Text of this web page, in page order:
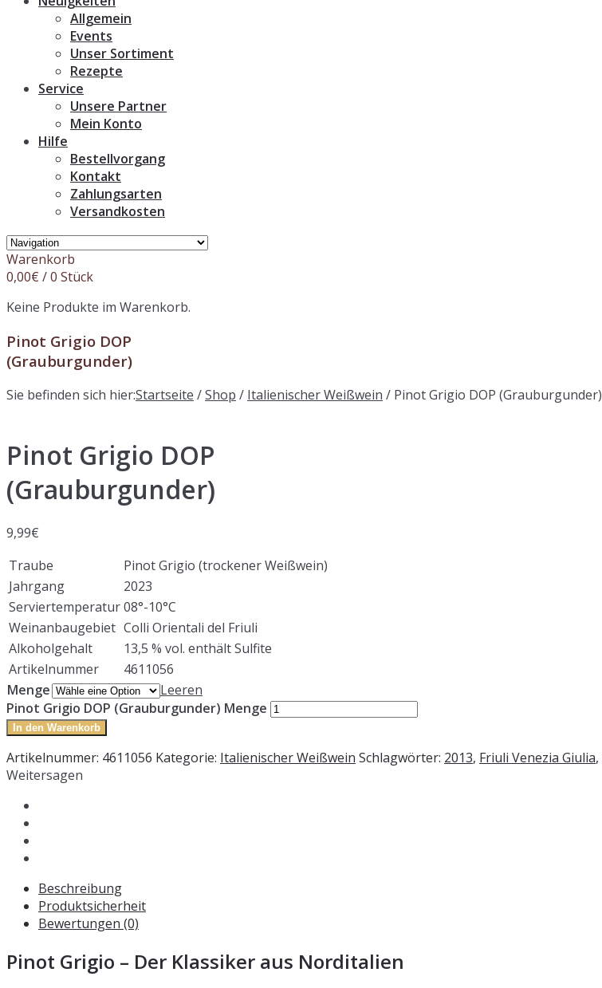
Allgemein
Events
Unser Sortiment
Rezepte
Service
Unsere Partner
Mein Konto
Hilfe
Bestellvorgang
Kontakt
Zahlungsarten
Versandkosten
Warenkorb
0,00€ / 0 Stück
Keine Produkte im Warenkorb.
Pinot Grigio DOP
(Grauburgunder)
Sie befinden sich hier:Startseite /Shop / Italienischer Weißwein / Pinot Grigio DOP (Grauburgunder)
Pinot Grigio DOP
(Grauburgunder)
9,99€
Traube
Pinot Grigio (trockener Weißwein)
Jahrgang
2023
Serviertemperatur08°-10°C
Weinanbaugebiet Colli Orientali del Friuli
Alkoholgehalt
13,5 % vol. enthält Sulfite
Artikelnummer
4611056
Menge
Leeren
Pinot Grigio DOP (Grauburgunder) Menge
In den Warenkorb
Artikelnummer: 4611056 Kategorie: Italienischer Weißwein Schlagwörter: 2013, Friuli Venezia Giulia,
Weitersagen
Beschreibung
Produktsicherheit
Bewertungen (0)
Pinot Grigio – Der Klassiker aus Norditalien